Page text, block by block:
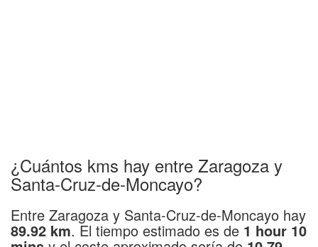
¿Cuántos kms hay entre Zaragoza y
Santa-Cruz-de-Moncayo?
Entre Zaragoza y Santa-Cruz-de-Moncayo hay
89.92 km. El tiempo estimado es de 1 hour 10